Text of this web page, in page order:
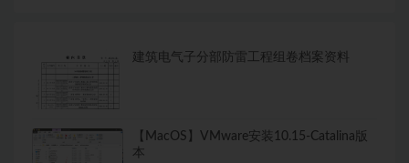
建筑电气子分部防雷工程组卷档案资料
【MacOS】VMware安装10.15-Catalina版
本